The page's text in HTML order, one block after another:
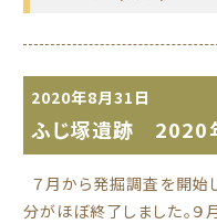
2020年8月31日
ふじ塚遺跡 2020年
７月から発掘調査を開始
分がほぼ終了しました。９